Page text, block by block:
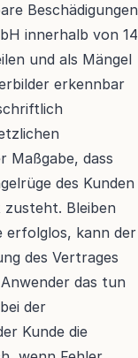
Beschädigungen
innerhalb von 14
und als Mängel
erkennbar
Maßgabe, dass
des Kunden
zusteht. Bleiben
erfolglos, kann der
des Vertrages
das tun
der
Kunde die